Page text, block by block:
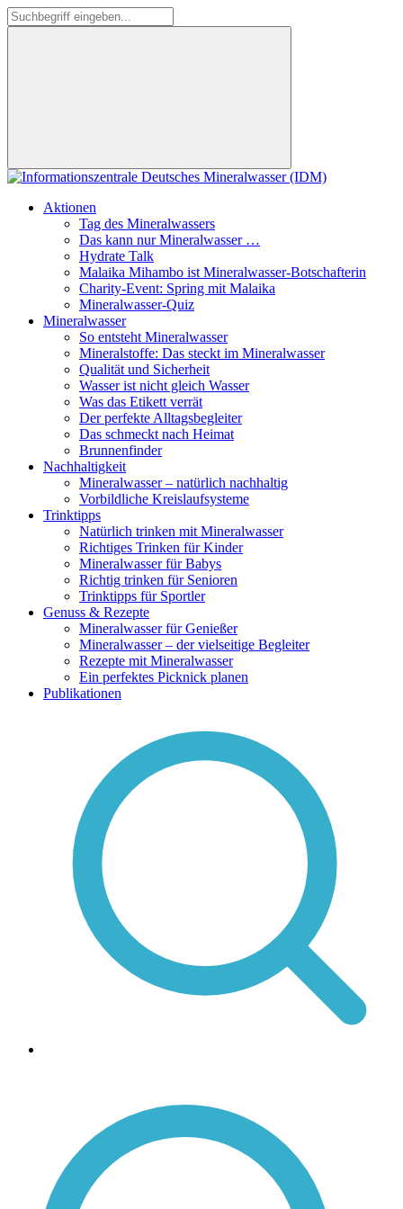
Aktionen
Tag des Mineralwassers
Das kann nur Mineralwasser …
Hydrate Talk
Malaika Mihambo ist Mineralwasser-Botschafterin
Charity-Event: Spring mit Malaika
Mineralwasser-Quiz
Mineralwasser
So entsteht Mineralwasser
Mineralstoffe: Das steckt im Mineralwasser
Qualität und Sicherheit
Wasser ist nicht gleich Wasser
Was das Etikett verrät
Der perfekte Alltagsbegleiter
Das schmeckt nach Heimat
Brunnenfinder
Nachhaltigkeit
Mineralwasser – natürlich nachhaltig
Vorbildliche Kreislaufsysteme
Trinktipps
Natürlich trinken mit Mineralwasser
Richtiges Trinken für Kinder
Mineralwasser für Babys
Richtig trinken für Senioren
Trinktipps für Sportler
Genuss & Rezepte
Mineralwasser für Genießer
Mineralwasser – der vielseitige Begleiter
Rezepte mit Mineralwasser
Ein perfektes Picknick planen
Publikationen